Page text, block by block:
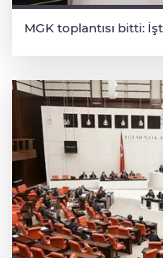
MGK toplantısı bitti: